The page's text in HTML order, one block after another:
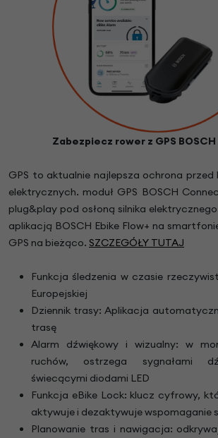
Zabezpiecz rower z GPS
GPS to aktualnie najlepsza ochrona przed
elektrycznych. moduł GPS BOSCH
plug&play pod osłoną silnika
aplikacją BOSCH Ebike Flow+ na
GPS na bieżąco. SZCZEGÓŁY TUTAJ
Funkcja śledzenia w czasie
Europejskiej
Dziennik trasy: Aplikacja
trasę
Alarm dźwiękowy i wizualny: w
ruchów, ostrzega sygnałami
świecącymi diodami LED
Funkcja eBike Lock: klucz cyfrowy,
aktywuje i dezaktywuje wspomaganie
Planowanie tras i nawigacja: